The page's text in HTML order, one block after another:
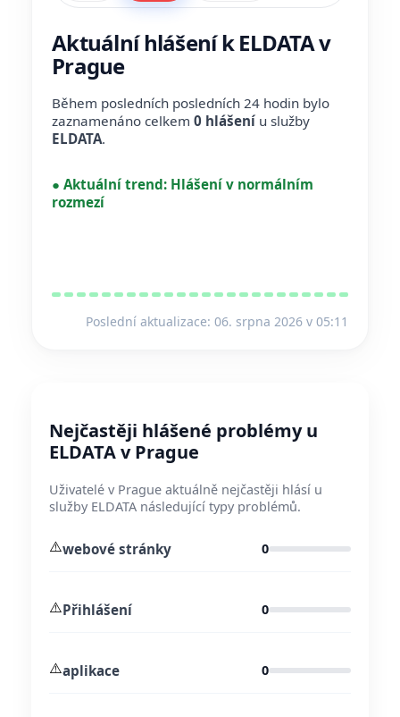
Aktuální hlášení k ELDATA v
Prague
Během posledních posledních 24 hodin bylo
zaznamenáno celkem 0 hlášení u služby
ELDATA.
● Aktuální trend: Hlášení v normálním
rozmezí
Poslední aktualizace: 06. srpna 2026 v 05:11
Nejčastěji hlášené problémy u
ELDATA v Prague
Uživatelé v Prague aktuálně nejčastěji hlásí u
služby ELDATA následující typy problémů.
⚠️webové stránky 0
⚠️Přihlášení 0
⚠️aplikace 0